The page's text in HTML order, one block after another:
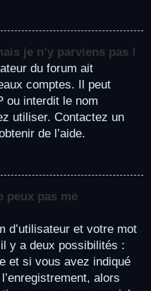
je n’y parviens pas !
du forum ait
comptes. Il peut
ou interdit le nom
utiliser. Contactez un
de l’aide.
peux pas me
d’utilisateur et votre mot
y a deux possibilités :
et si vous avez indiqué
alors